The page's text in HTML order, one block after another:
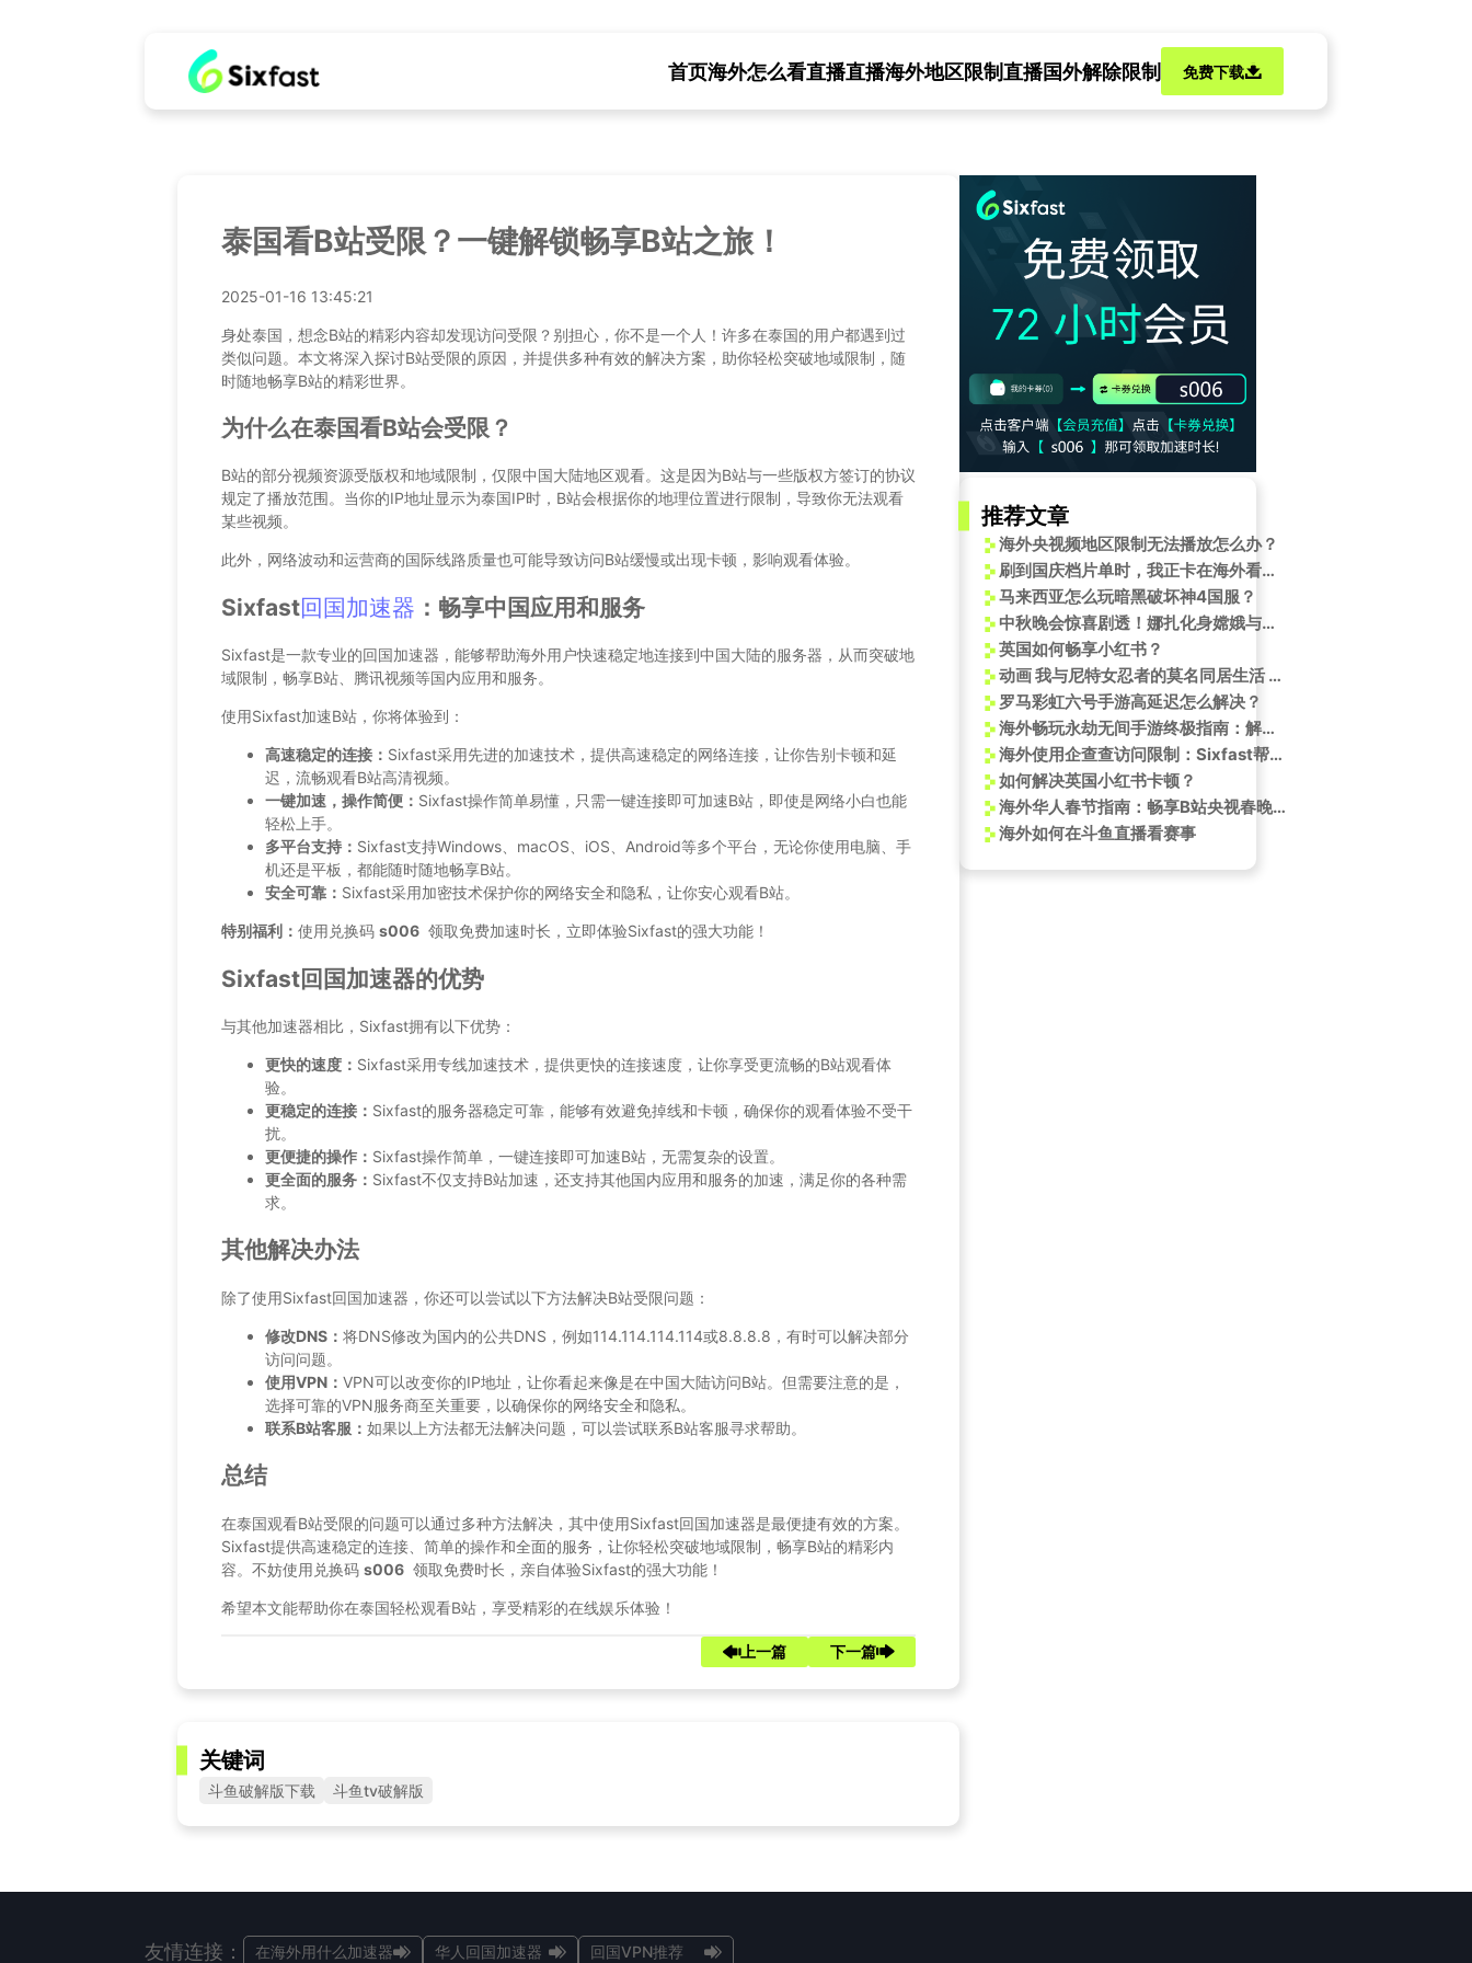
首页海外怎么看直播直播海外地区限制直播国外解除限制 免费下载
泰国看B站受限？一键解锁畅享B站之旅！
2025-01-16 13:45:21
身处泰国，想念B站的精彩内容却发现访问受限？别担心，你不是一个人！许多在泰国的用户都遇到过
类似问题。本文将深入探讨B站受限的原因，并提供多种有效的解决方案，助你轻松突破地域限制，随
时随地畅享B站的精彩世界。
为什么在泰国看B站会受限？
B站的部分视频资源受版权和地域限制，仅限中国大陆地区观看。这是因为B站与一些版权方签订的协议
规定了播放范围。当你的IP地址显示为泰国IP时，B站会根据你的地理位置进行限制，导致你无法观看
某些视频。
此外，网络波动和运营商的国际线路质量也可能导致访问B站缓慢或出现卡顿，影响观看体验。
Sixfast回国加速器 ：畅享中国应用和服务
Sixfast是一款专业的回国加速器，能够帮助海外用户快速稳定地连接到中国大陆的服务器，从而突破地
域限制，畅享B站、腾讯视频等国内应用和服务。
使用Sixfast加速B站，你将体验到：
高速稳定的连接： Sixfast采用先进的加速技术，提供高速稳定的网络连接，让你告别卡顿和延
迟，流畅观看B站高清视频。
一键加速，操作简便： Sixfast操作简单易懂，只需一键连接即可加速B站，即使是网络小白也能
轻松上手。
多平台支持： Sixfast支持Windows、macOS、iOS、Android等多个平台，无论你使用电脑、手
机还是平板，都能随时随地畅享B站。
安全可靠： Sixfast采用加密技术保护你的网络安全和隐私，让你安心观看B站。
特别福利： 使用兑换码 s006 领取免费加速时长，立即体验Sixfast的强大功能！
Sixfast回国加速器的优势
与其他加速器相比，Sixfast拥有以下优势：
更快的速度： Sixfast采用专线加速技术，提供更快的连接速度，让你享受更流畅的B站观看体
验。
更稳定的连接： Sixfast的服务器稳定可靠，能够有效避免掉线和卡顿，确保你的观看体验不受干
扰。
更便捷的操作： Sixfast操作简单，一键连接即可加速B站，无需复杂的设置。
更全面的服务： Sixfast不仅支持B站加速，还支持其他国内应用和服务的加速，满足你的各种需
求。
其他解决办法
除了使用Sixfast回国加速器，你还可以尝试以下方法解决B站受限问题：
修改DNS： 将DNS修改为国内的公共DNS，例如114.114.114.114或8.8.8.8，有时可以解决部分
访问问题。
使用VPN： VPN可以改变你的IP地址，让你看起来像是在中国大陆访问B站。但需要注意的是，
选择可靠的VPN服务商至关重要，以确保你的网络安全和隐私。
联系B站客服： 如果以上方法都无法解决问题，可以尝试联系B站客服寻求帮助。
总结
在泰国观看B站受限的问题可以通过多种方法解决，其中使用Sixfast回国加速器是最便捷有效的方案。
Sixfast提供高速稳定的连接、简单的操作和全面的服务，让你轻松突破地域限制，畅享B站的精彩内
容。不妨使用兑换码 s006 领取免费时长，亲自体验Sixfast的强大功能！
希望本文能帮助你在泰国轻松观看B站，享受精彩的在线娱乐体验！
上一篇 下一篇
关键词
斗鱼破解版下载 斗鱼tv破解版
推荐文章
海外央视频地区限制无法播放怎么办？
刷到国庆档片单时，我正卡在海外看剧的转圈圈界面——这些方法让我终于和国内朋友同步追剧了
马来西亚怎么玩暗黑破坏神4国服？
中秋晚会惊喜剧透！娜扎化身嫦娥与欣小萌梦幻联动，手势舞甜度爆表
英国如何畅享小红书？
动画 我与尼特女忍者的莫名同居生活 开播
罗马彩虹六号手游高延迟怎么解决？
海外畅玩永劫无间手游终极指南：解决延迟卡顿尽享丝滑体验
海外使用企查查访问限制：Sixfast帮你解决
如何解决英国小红书卡顿？
海外华人春节指南：畅享B站央视春晚直播
海外如何在斗鱼直播看赛事
友情连接： 在海外用什么加速器 华人回国加速器 回国VPN推荐